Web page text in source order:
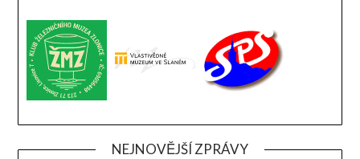
NEJNOVĚJŠÍ ZPRÁVY